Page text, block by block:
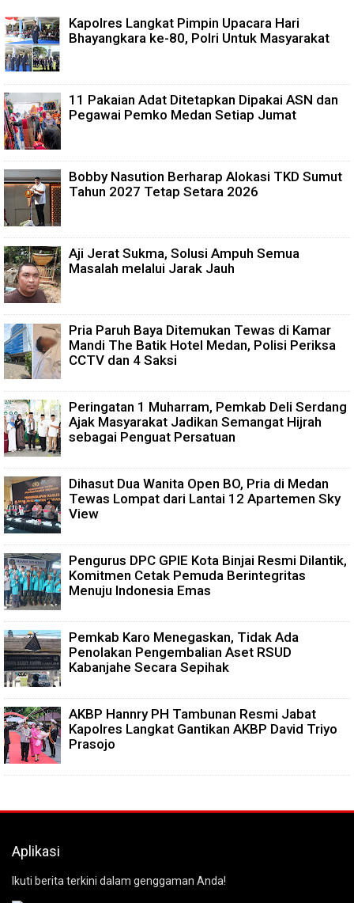
Kapolres Langkat Pimpin Upacara Hari
Bhayangkara ke-80, Polri Untuk Masyarakat
11 Pakaian Adat Ditetapkan Dipakai ASN dan
Pegawai Pemko Medan Setiap Jumat
Bobby Nasution Berharap Alokasi TKD Sumut
Tahun 2027 Tetap Setara 2026
Aji Jerat Sukma, Solusi Ampuh Semua
Masalah melalui Jarak Jauh
Pria Paruh Baya Ditemukan Tewas di Kamar
Mandi The Batik Hotel Medan, Polisi Periksa
CCTV dan 4 Saksi
Peringatan 1 Muharram, Pemkab Deli Serdang
Ajak Masyarakat Jadikan Semangat Hijrah
sebagai Penguat Persatuan
Dihasut Dua Wanita Open BO, Pria di Medan
Tewas Lompat dari Lantai 12 Apartemen Sky
View
Pengurus DPC GPIE Kota Binjai Resmi Dilantik,
Komitmen Cetak Pemuda Berintegritas
Menuju Indonesia Emas
Pemkab Karo Menegaskan, Tidak Ada
Penolakan Pengembalian Aset RSUD
Kabanjahe Secara Sepihak
AKBP Hannry PH Tambunan Resmi Jabat
Kapolres Langkat Gantikan AKBP David Triyo
Prasojo
Aplikasi
Ikuti berita terkini dalam genggaman Anda!